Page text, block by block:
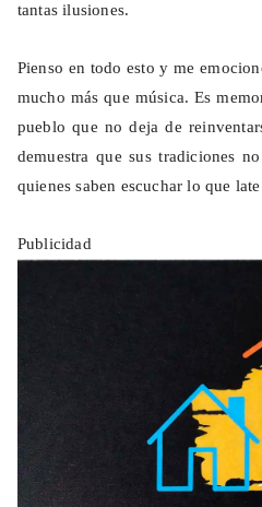
tantas ilusiones.
Pienso en todo esto y me
mucho más que música. Es
pueblo que no deja de
demuestra que sus tradiciones
quienes saben escuchar lo que
Publicidad